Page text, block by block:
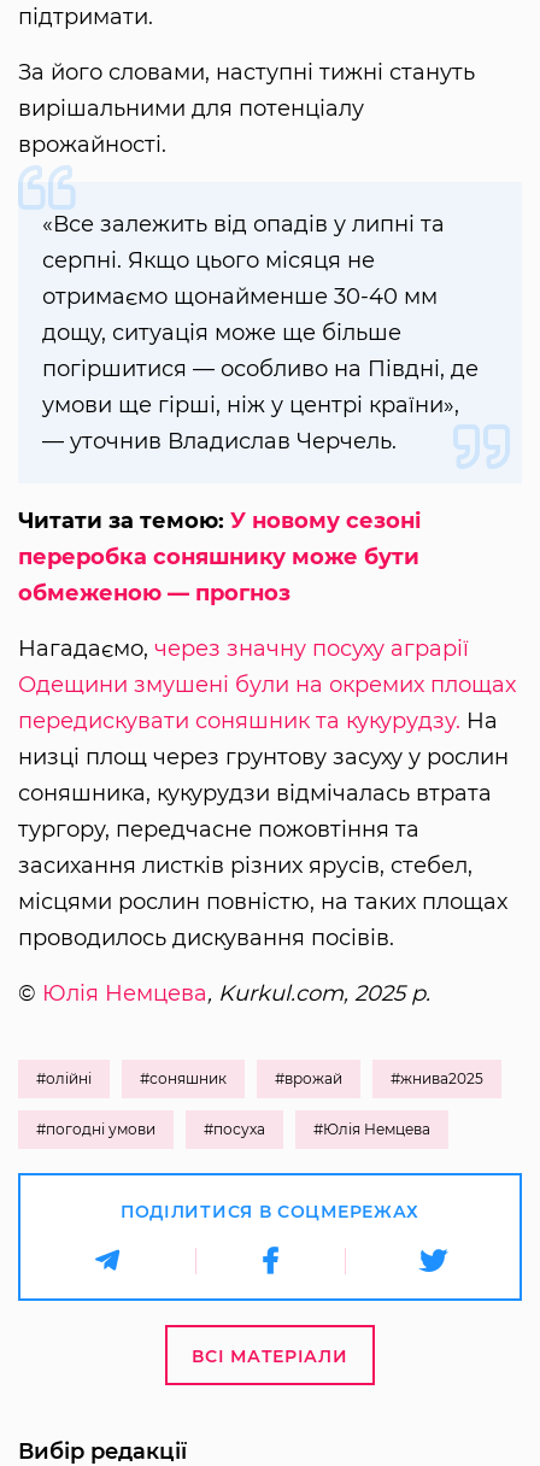
підтримати.
За його словами, наступні тижні стануть
вирішальними для потенціалу
врожайності.
«Все залежить від опадів у липні та
серпні. Якщо цього місяця не
отримаємо щонайменше 30-40 мм
дощу, ситуація може ще більше
погіршитися — особливо на Півдні, де
умови ще гірші, ніж у центрі країни»,
— уточнив Владислав Черчель.
Читати за темою: У новому сезоні
переробка соняшнику може бути
обмеженою — прогноз
Нагадаємо, через значну посуху аграрії
Одещини змушені були на окремих площах
передискувати соняшник та кукурудзу. На
низці площ через грунтову засуху у рослин
соняшника, кукурудзи відмічалась втрата
тургору, передчасне пожовтіння та
засихання листків різних ярусів, стебел,
місцями рослин повністю, на таких площах
проводилось дискування посівів.
© Юлія Немцева, Kurkul.com, 2025 р.
#олійні #соняшник #врожай #жнива2025
#погодні умови #посуха #Юлія Немцева
ПОДІЛИТИСЯ В СОЦМЕРЕЖАХ
ВСІ МАТЕРІАЛИ
Вибір редакції